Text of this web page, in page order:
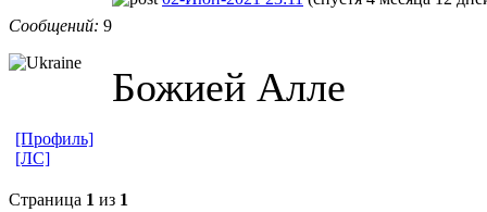
Сообщений: 9
Божией Алле
[Профиль]
[ЛС]
Страница 1 из 1